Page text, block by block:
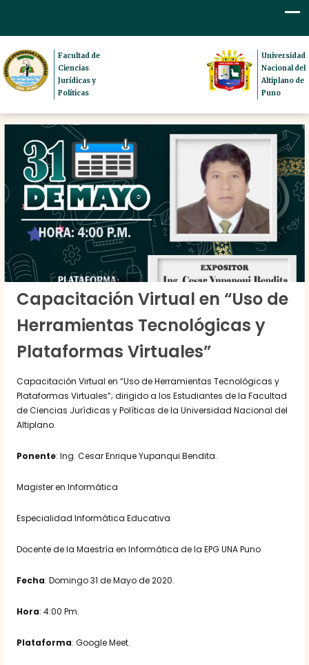
Facultad de
Ciencias
Jurídicas y
Políticas
Universidad
Nacional del
Altiplano de
Puno
Capacitación Virtual en “Uso de
Herramientas Tecnológicas y
Plataformas Virtuales”
Capacitación Virtual en “Uso de Herramientas Tecnológicas y
Plataformas Virtuales”; dirigido a los Estudiantes de la Facultad
de Ciencias Jurídicas y Políticas de la Universidad Nacional del
Altiplano.
Ponente: Ing. Cesar Enrique Yupanqui Bendita.
Magister en Informática
Especialidad Informática Educativa
Docente de la Maestría en Informática de la EPG UNA Puno
Fecha: Domingo 31 de Mayo de 2020.
Hora: 4:00 Pm.
Plataforma: Google Meet.